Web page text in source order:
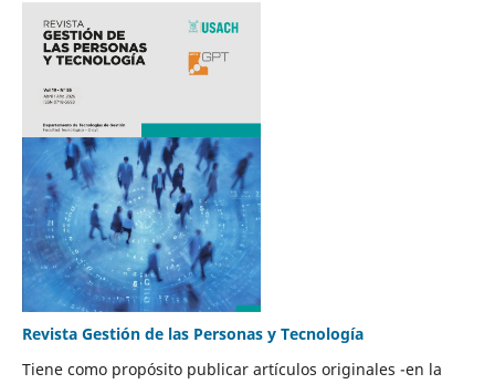
Revista Gestión de las Personas y Tecnología
Tiene como propósito publicar artículos originales -en la